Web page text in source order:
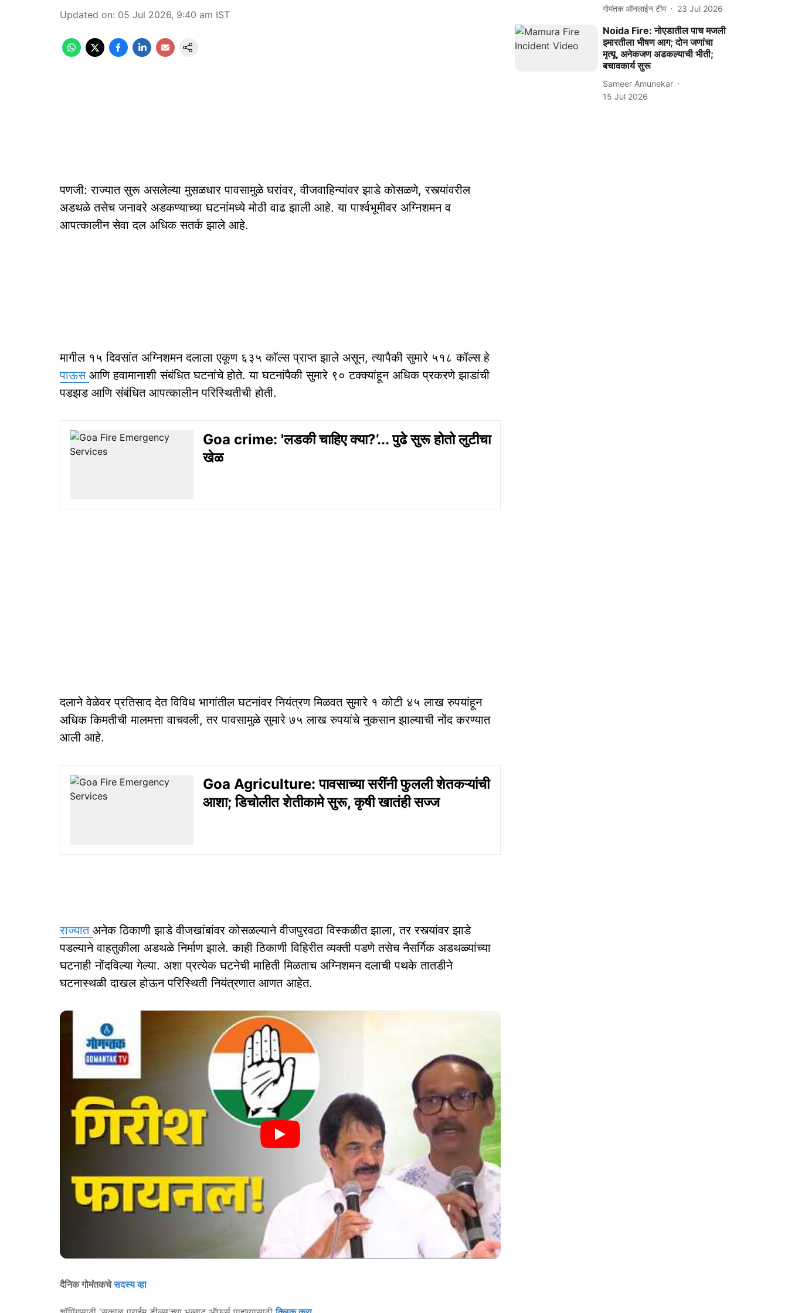
Updated on: 05 Jul 2026, 9:40 am IST
पणजी: राज्यात सुरू असलेल्या मुसळधार पावसामुळे घरांवर, वीजवाहिन्‍यांवर झाडे कोसळणे, रस्त्यांवरील
अडथळे तसेच जनावरे अडकण्याच्या घटनांमध्ये मोठी वाढ झाली आहे. या पार्श्वभूमीवर अग्निशमन व
आपत्कालीन सेवा दल अधिक सतर्क झाले आहे.
मागील १५ दिवसांत अग्निशमन दलाला एकूण ६३५ कॉल्स प्राप्त झाले असून, त्यापैकी सुमारे ५१८ कॉल्स हे
पाऊस आणि हवामानाशी संबंधित घटनांचे होते. या घटनांपैकी सुमारे ९० टक्क्यांहून अधिक प्रकरणे झाडांची
पडझड आणि संबंधित आपत्कालीन परिस्थितीची होती.
Goa crime: 'लडकी चाहिए क्या?’... पुढे सुरू होतो लुटीचा
खेळ
दलाने वेळेवर प्रतिसाद देत विविध भागांतील घटनांवर नियंत्रण मिळवत सुमारे १ कोटी ४५ लाख रुपयांहून
अधिक किमतीची मालमत्ता वाचवली, तर पावसामुळे सुमारे ७५ लाख रुपयांचे नुकसान झाल्याची नोंद करण्यात
आली आहे.
Goa Agriculture: पावसाच्या सरींनी फुलली शेतकऱ्यांची
आशा; डिचोलीत शेतीकामे सुरू, कृषी खातंही सज्ज
राज्यात अनेक ठिकाणी झाडे वीजखांबांवर कोसळल्याने वीजपुरवठा विस्कळीत झाला, तर रस्त्यांवर झाडे
पडल्याने वाहतुकीला अडथळे निर्माण झाले. काही ठिकाणी विहिरीत व्यक्ती पडणे तसेच नैसर्गिक अडथळ्यांच्या
घटनाही नोंदविल्या गेल्या. अशा प्रत्येक घटनेची माहिती मिळताच अग्निशमन दलाची पथके तातडीने
घटनास्थळी दाखल होऊन परिस्थिती नियंत्रणात आणत आहेत.
दैनिक गोमंतकचेसदस्य व्हा
गोमंतक ऑनलाईन टीम 23 Jul 2026
Noida Fire: नोएडातील पाच मजली
इमारतीला भीषण आग; दोन जणांचा
मृत्यू, अनेकजण अडकल्याची भीती;
बचावकार्य सुरू
Sameer Amunekar
15 Jul 2026